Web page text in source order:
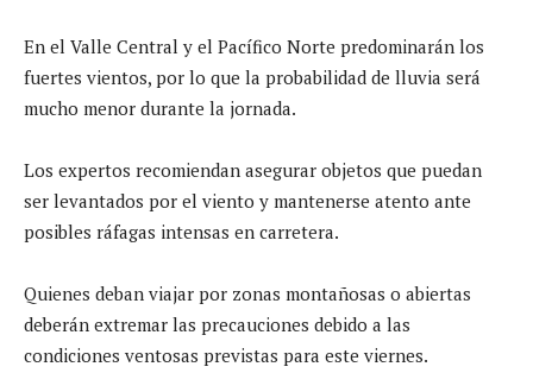
En el Valle Central y el Pacífico Norte predominarán los
fuertes vientos, por lo que la probabilidad de lluvia será
mucho menor durante la jornada.
Los expertos recomiendan asegurar objetos que puedan
ser levantados por el viento y mantenerse atento ante
posibles ráfagas intensas en carretera.
Quienes deban viajar por zonas montañosas o abiertas
deberán extremar las precauciones debido a las
condiciones ventosas previstas para este viernes.